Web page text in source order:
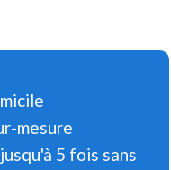
mesure
5 fois sans